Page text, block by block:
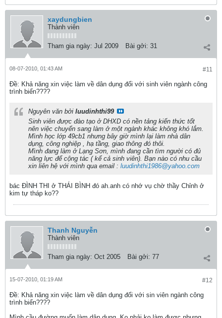
xaydungbien
Thành viên
Tham gia ngày: Jul 2009 Bài gởi: 31
#11
08-07-2010, 01:43 AM
Ðề: Khả năng xin việc làm về dân dụng đối với sinh viên ngành công
trình biển????
Nguyên văn bởi luudinhthi99
Sinh viên được đào tạo ở DHXD có nền tảng kiến thức tốt
nên việc chuyển sang làm ở một ngành khác không khó lắm.
Mình học lớp 49cb1 nhưng bây giờ mình lại làm nhà dân
dụng, công nghiệp , hạ tầng, giao thông đó thôi.
Mình đang làm ở Lạng Sơn, mình đang cần tìm người có đủ
năng lực để cộng tác ( kể cả sinh viên). Bạn nào có nhu cầu
xin liên hệ với mình qua email : luudinhthi1986@yahoo.com
bác ĐÌNH THI ở THÁI BÌNH đó ah.anh có nhớ vụ chờ thầy Chỉnh ở
kim tự tháp ko??
Thanh Nguyễn
Thành viên
Tham gia ngày: Oct 2005 Bài gởi: 77
#12
15-07-2010, 01:19 AM
Ðề: Khả năng xin việc làm về dân dụng đối với sin viên ngành công
trình biển????